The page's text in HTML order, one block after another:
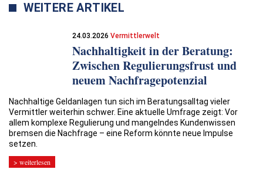
WEITERE ARTIKEL
24.03.2026Vermittlerwelt
Nachhaltigkeit in der Beratung:
Zwischen Regulierungsfrust und
neuem Nachfragepotenzial
Nachhaltige Geldanlagen tun sich im Beratungsalltag vieler
Vermittler weiterhin schwer. Eine aktuelle Umfrage zeigt: Vor
allem komplexe Regulierung und mangelndes Kundenwissen
bremsen die Nachfrage – eine Reform könnte neue Impulse
setzen.
> weiterlesen